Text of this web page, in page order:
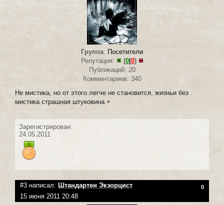
Группа: Посетители
Репутация:
(0| 0)
Публикаций: 20
Комментариев: 340
Не мистика, но от этого легче не становится, жизньи без
мистика страшная штуковина.+
Зарегистрирован:
24.05.2011
#3 написал: Штандартен Экзорцист 0
15 июня 2011 20:48